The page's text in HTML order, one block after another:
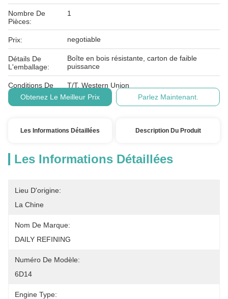
Nombre De
Pièces:
1
Prix: negotiable
Détails De
L'emballage:
Boîte en bois résistante, carton de faible
puissance
Conditions De
Paiement:
T/T, Western Union
Obtenez Le Meilleur Prix
Parlez Maintenant.
Les Informations Détaillées Description Du Produit
Les Informations Détaillées
Lieu D'origine:
La Chine
Nom De Marque:
DAILY REFINING
Numéro De Modèle:
6D14
Engine Type: